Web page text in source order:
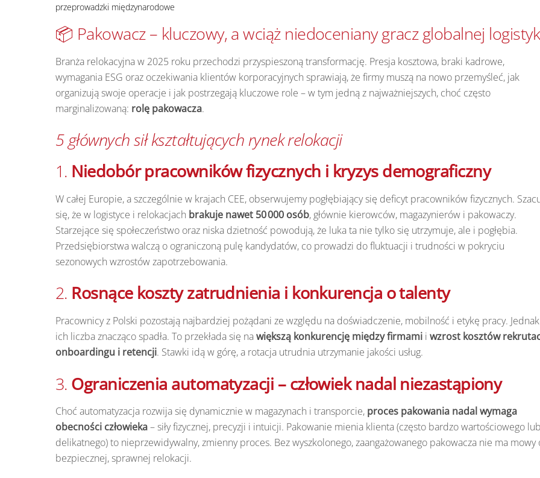
przeprowadzki międzynarodowe
📦 Pakowacz – kluczowy, a wciąż niedoceniany gracz globalnej
Branża relokacyjna w 2025 roku przechodzi przyspieszoną transformację. Presja kosztowa, braki kadrowe,
wymagania ESG oraz oczekiwania klientów korporacyjnych sprawiają, że firmy muszą na nowo przemyśleć, jak
organizują swoje operacje i jak postrzegają kluczowe role – w tym jedną z najważniejszych, choć często
marginalizowaną: rolę pakowacza.
5 głównych sił kształtujących rynek relokacji
1. Niedobór pracowników fizycznych i kryzys demograficzny
W całej Europie, a szczególnie w krajach CEE, obserwujemy pogłębiający się deficyt pracowników fizycznych.
się, że w logistyce i relokacjach brakuje nawet 50 000 osób, głównie kierowców, magazynierów i pakowaczy.
Starzejące się społeczeństwo oraz niska dzietność powodują, że luka ta nie tylko się utrzymuje, ale i pogłębia.
Przedsiębiorstwa walczą o ograniczoną pulę kandydatów, co prowadzi do fluktuacji i trudności w pokryciu
sezonowych wzrostów zapotrzebowania.
2. Rosnące koszty zatrudnienia i konkurencja o talenty
Pracownicy z Polski pozostają najbardziej pożądani ze względu na doświadczenie, mobilność i etykę pracy. Jednak
ich liczba znacząco spadła. To przekłada się nawiększą konkurencję między firmami i wzrost kosztów
onboardingu i retencji. Stawki idą w górę, a rotacja utrudnia utrzymanie jakości usług.
3. Ograniczenia automatyzacji – człowiek nadal niezastąpiony
Choć automatyzacja rozwija się dynamicznie w magazynach i transporcie, proces pakowania nadal wymaga
obecności człowieka– siły fizycznej, precyzji i intuicji. Pakowanie mienia klienta (często bardzo wartościowego lub
delikatnego) to nieprzewidywalny, zmienny proces. Bez wyszkolonego, zaangażowanego pakowacza nie ma mowy
bezpiecznej, sprawnej relokacji.